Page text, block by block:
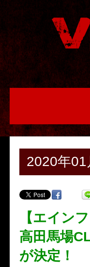
2020年
【エイン
高田馬場
が決定！